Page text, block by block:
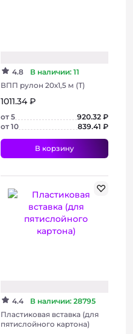
+ 5 фото
4.8
В наличии: 11
ВПП рулон 20х1,5 м (Т)
1011.34 ₽
от 5
920.32 ₽
от 10
839.41 ₽
В корзину
4.4
В наличии: 28795
Пластиковая вставка (для
пятислойного картона)